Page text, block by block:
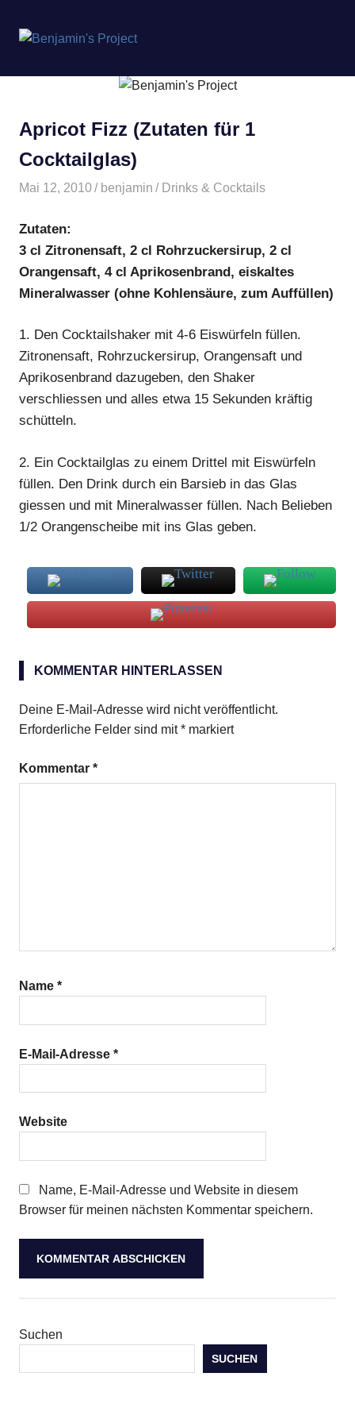
springen
Project
Apricot Fizz (Zutaten für 1
Cocktailglas)
Mai 12, 2010 benjamin Drinks & Cocktails
Zutaten:
3 cl Zitronensaft, 2 cl Rohrzuckersirup, 2 cl
Orangensaft, 4 cl Aprikosenbrand, eiskaltes
Mineralwasser (ohne Kohlensäure, zum Auffüllen)
1. Den Cocktailshaker mit 4-6 Eiswürfeln füllen.
Zitronensaft, Rohrzuckersirup, Orangensaft und
Aprikosenbrand dazugeben, den Shaker
verschliessen und alles etwa 15 Sekunden kräftig
schütteln.
2. Ein Cocktailglas zu einem Drittel mit Eiswürfeln
füllen. Den Drink durch ein Barsieb in das Glas
giessen und mit Mineralwasser füllen. Nach Belieben
1/2 Orangenscheibe mit ins Glas geben.
FizzKOMMENTAR HINTERLASSEN
Deine E-Mail-Adresse wird nicht veröffentlicht.
Erforderliche Felder sind mit* markiert
Kommentar *
Name *
E-Mail-Adresse *
Website
Name, E-Mail-Adresse und Website in diesem
Browser für meinen nächsten Kommentar speichern.
Suchen
SUCHEN